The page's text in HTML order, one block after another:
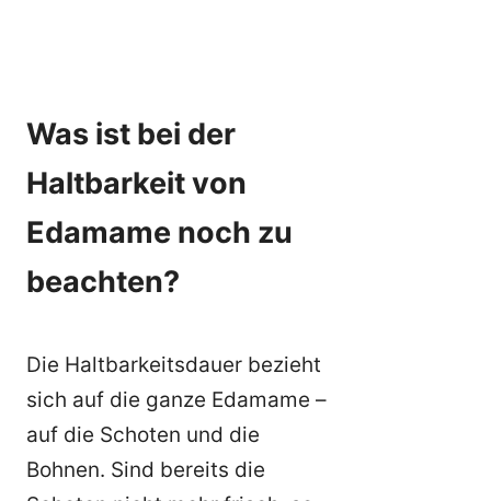
Was ist bei der
Haltbarkeit von
Edamame noch zu
beachten?
Die Haltbarkeitsdauer bezieht
sich auf die ganze Edamame –
auf die Schoten und die
Bohnen. Sind bereits die